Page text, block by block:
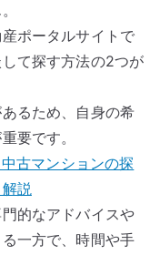
ポータルサイトで
て探す方法の2つが
るため、自身の希
要です。
古マンションの探
説
的なアドバイスや
一方で、時間や手